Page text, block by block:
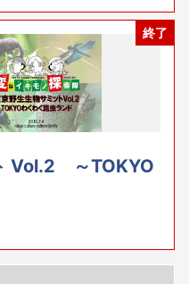
終了
Vol.2 ～TOKYO